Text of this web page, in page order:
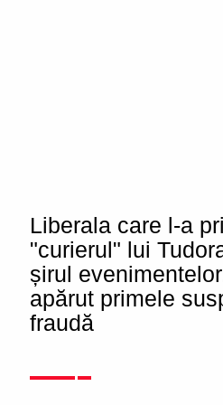
Liberala care l-a
"curierul" lui
șirul
apărut primele
fraudă